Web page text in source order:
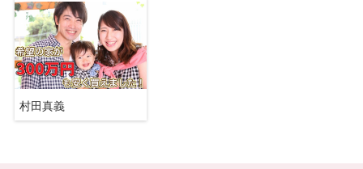
村田真義